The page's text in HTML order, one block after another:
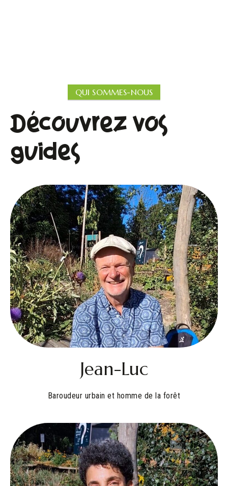
QUI SOMMES-NOUS
Découvrez vos
guides
Jean-Luc
Baroudeur urbain et homme de la forêt